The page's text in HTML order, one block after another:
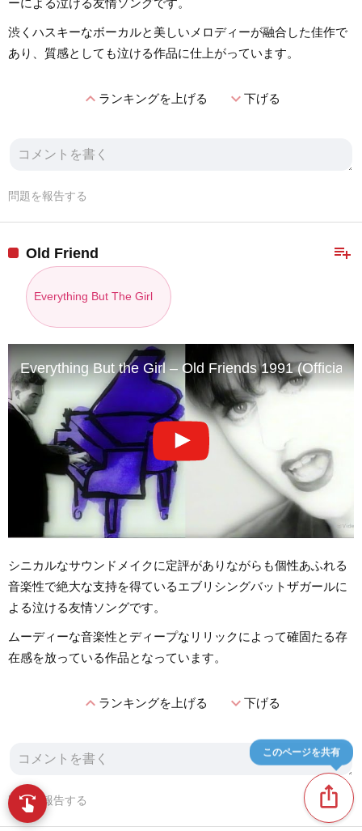
ーによる泣ける友情ソングです。
渋くハスキーなボーカルと美しいメロディーが融合した佳作で
あり、質感としても泣ける作品に仕上がっています。
expand_lessランキングを上げる expand_more下げる
問題を報告する
playlist_add
Old Friend
Everything But The Girl
Everything But the Girl – Old Friends 1991 (Official
シニカルなサウンドメイクに定評がありながらも個性あふれる
音楽性で絶大な支持を得ているエブリシングバットザガールに
よる泣ける友情ソングです。
ムーディーな音楽性とディープなリリックによって確固たる存
在感を放っている作品となっています。
expand_lessランキングを上げる expand_more下げる
問題を報告する ios_share
このページを共有
swipe 指先で音楽をブラウズ